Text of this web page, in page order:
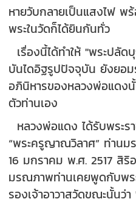
หายวับกลายเป็นแสงไฟ พ
พระในวัดก็ได้ยินกันทั่ว
เรื่องนี้ได้ทำให้ "พระปลัด
บันไดอิฐรูปปัจจุบัน ยังยอม
อภินิหารของหลวงพ่อแดงนั้
ตัวท่านเอง
หลวงพ่อแดง ได้รับพระ
“พระครูญาณวิลาศ” ท่านม
16 มกราคม พ.ศ. 2517 สิ
มรณภาพท่านเคยพูดกับพ
รองเจ้าอาวาสวัดขณะนั้นว่